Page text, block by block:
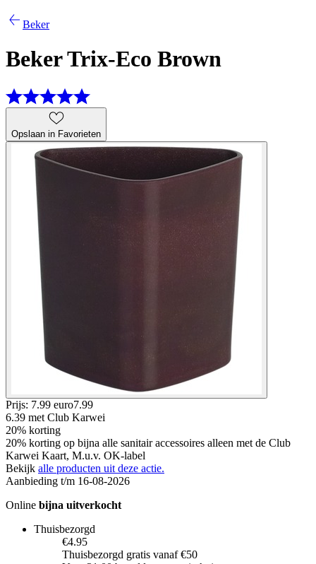
Beker
Beker Trix-Eco Brown
Opslaan in Favorieten
Prijs: 7.99 euro7.99
6.39 met Club Karwei
20% korting
20% korting op bijna alle sanitair accessoires alleen met de Club
Karwei Kaart, M.u.v. OK-label
Bekijk alle producten uit deze actie.
Aanbieding t/m 16-08-2026
Online bijna uitverkocht
Thuisbezorgd
€4.95
Thuisbezorgd gratis vanaf €50